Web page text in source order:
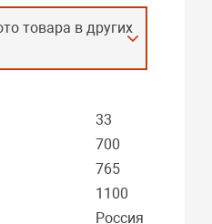
товара в других
33
700
765
1100
Россия